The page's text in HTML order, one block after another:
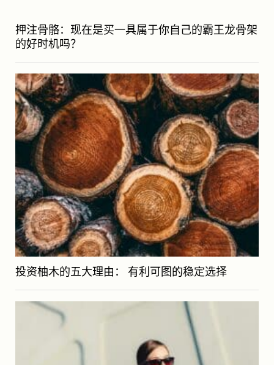
押注骨骼：现在是买一具属于你自己的霸王龙骨架
的好时机吗？
投资柚木的五大理由： 有利可图的稳定选择